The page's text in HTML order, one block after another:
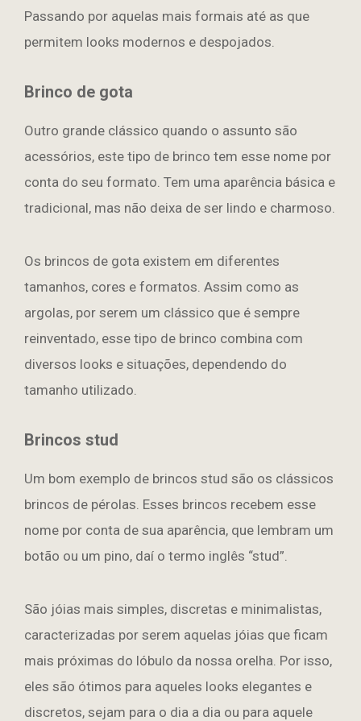
Passando por aquelas mais formais até as que
permitem looks modernos e despojados.
Brinco de gota
Outro grande clássico quando o assunto são
acessórios, este tipo de brinco tem esse nome por
conta do seu formato. Tem uma aparência básica e
tradicional, mas não deixa de ser lindo e charmoso.
Os brincos de gota existem em diferentes
tamanhos, cores e formatos. Assim como as
argolas, por serem um clássico que é sempre
reinventado, esse tipo de brinco combina com
diversos looks e situações, dependendo do
tamanho utilizado.
Brincos stud
Um bom exemplo de brincos stud são os clássicos
brincos de pérolas. Esses brincos recebem esse
nome por conta de sua aparência, que lembram um
botão ou um pino, daí o termo inglês “stud”.
São jóias mais simples, discretas e minimalistas,
caracterizadas por serem aquelas jóias que ficam
mais próximas do lóbulo da nossa orelha. Por isso,
eles são ótimos para aqueles looks elegantes e
discretos, sejam para o dia a dia ou para aquele